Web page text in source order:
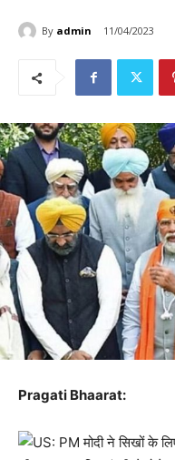
By admin 11/04/2023
Pragati Bhaarat: